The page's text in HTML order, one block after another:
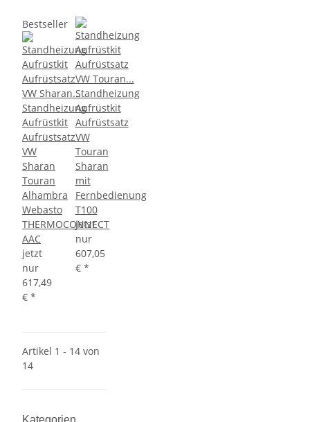
Bestseller
Standheizung
Aufrüstkit
Aufrüstsatz
VW
Sharan
Touran
Alhambra
Webasto
THERMOCONNECT
AAC
jetzt
nur
617,49
€ *
Standheizung
Aufrüstkit
Aufrüstsatz
VW
Touran
Sharan
mit
Fernbedienung
T100
jetzt
nur
607,05
€ *
Artikel 1 - 14 von
14
Kategorien